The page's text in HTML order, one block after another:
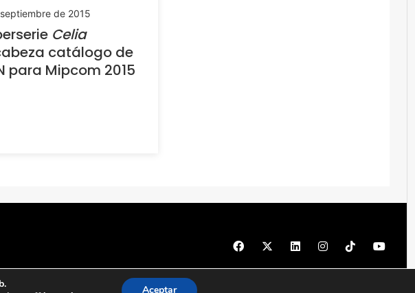
de 2015
Celia
catálogo de
para Mipcom 2015
© 1997 - 2026 PRODU - Todos los derechos reservados
Aceptar